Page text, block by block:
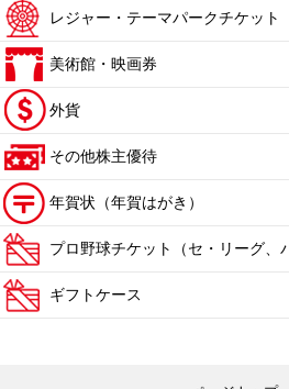
レジャー・テーマパークチケット
美術館・映画券
外貨
その他株主優待
年賀状（年賀はがき）
プロ野球チケット（セ・リーグ、
ギフトケース